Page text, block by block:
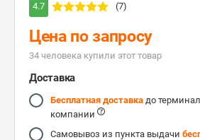
4.7 (7)
Цена по запросу
34 человекa купили этот товар
Доставка
Бесплатная доставка до
компании
Самовывоз из пункта выдачи